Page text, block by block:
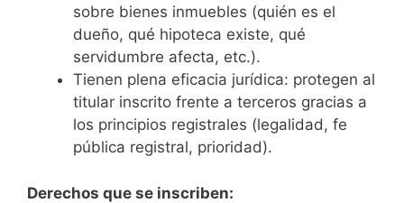
sobre bienes inmuebles (quién es el
dueño, qué hipoteca existe, qué
servidumbre afecta, etc.).
Tienen plena eficacia jurídica: protegen al
titular inscrito frente a terceros gracias a
los principios registrales (legalidad, fe
pública registral, prioridad).
Derechos que se inscriben: